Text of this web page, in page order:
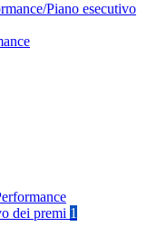
Piano esecutivo
dei premi 1